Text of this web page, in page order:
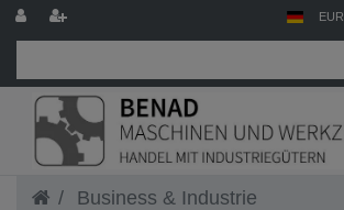
EUR
Business & Industrie